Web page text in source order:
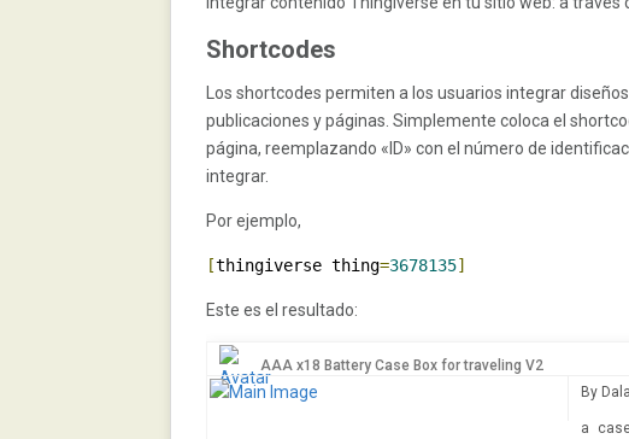
Shortcodes
Los shortcodes permiten a los usuarios integrar
publicaciones y páginas. Simplemente coloca el
página, reemplazando «ID» con el número de
integrar.
Por ejemplo,
[thingiverse thing=3678135]
Este es el resultado:
AAA x18 Battery Case Box for traveling V2
By
a